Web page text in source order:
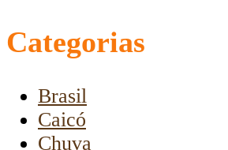
Categorias
Brasil
Caicó
Chuva